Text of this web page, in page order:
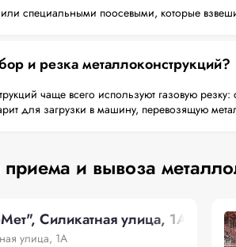
специальными поосевыми, которые
и резка металлоконструкций?
чаще всего используют газовую
для загрузки в машину, перевозящую
и вывоза
Силикатная улица, 1А
улица, 1А